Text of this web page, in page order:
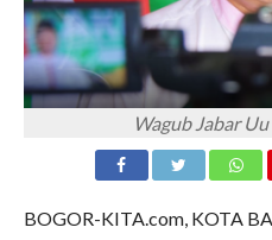
Wagub Jabar
BOGOR-KITA.com, KOTA